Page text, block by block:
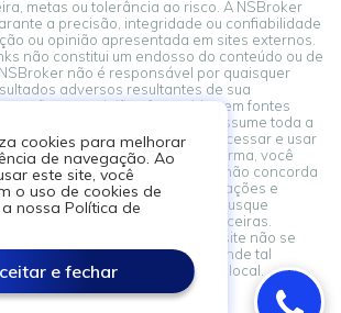
metas ou tolerância ao risco. A NSBroker
a precisão, integridade ou confiabilidade
ou opinião apresentada em sites externos.
não constitui um endosso do conteúdo ou de
não é responsável por quaisquer
adversos resultantes de sua
ou opiniões fornecidas em fontes
partir desta plataforma. Você assume toda a
suas decisões financeiras. Ao acessar e usar
fornecidos nesta plataforma, você
com este aviso legal. Se você não concorda
se de confiar nas informações e
em fontes externas. Sempre busque
ao tomar decisões financeiras.
As informações neste site não se
de nenhum país ou jurisdição onde tal
contrário à lei ou regulamento local.
cookies para melhorar
de navegação. Ao
este site, você
o uso de cookies de
nossa Política de
e fechar